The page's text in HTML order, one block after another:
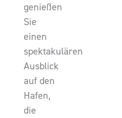
genießen
Sie
einen
spektakulären
Ausblick
auf den
Hafen,
die